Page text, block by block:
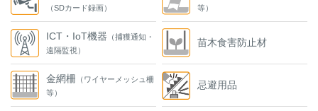
（SDカード録画）
ICT・IoT機器 （捕獲通知・
遠隔監視）
金網柵 （ワイヤーメッシュ柵
等）
等）
苗木食害防止材
忌避用品